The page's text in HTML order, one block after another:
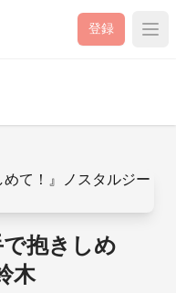
登録
抱きしめ
木